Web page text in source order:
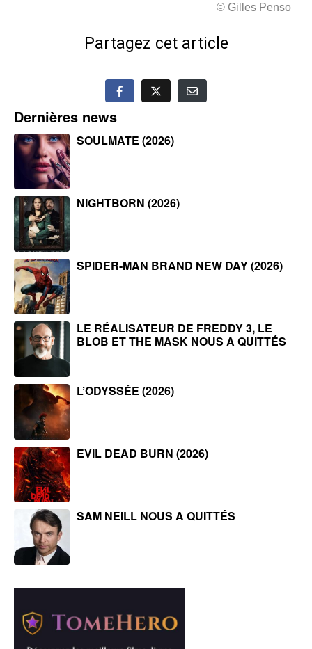
© Gilles Penso
Partagez cet article
Dernières news
SOULMATE (2026)
NIGHTBORN (2026)
SPIDER-MAN BRAND NEW DAY (2026)
LE RÉALISATEUR DE FREDDY 3, LE
BLOB ET THE MASK NOUS A QUITTÉS
L’ODYSSÉE (2026)
EVIL DEAD BURN (2026)
SAM NEILL NOUS A QUITTÉS